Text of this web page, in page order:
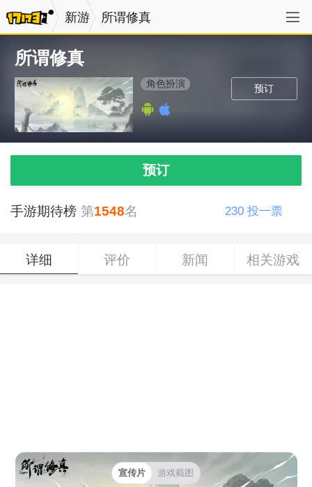
新游 所谓修真
所谓修真
预订
角色扮演
预订
手游期待榜 第1548名 230 投一票
详细 评价 新闻 相关游戏
宣传片 游戏截图